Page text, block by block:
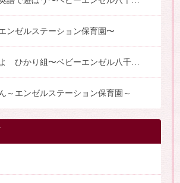
ンゼルステーション保育園〜
～エンゼルステーション保育園～